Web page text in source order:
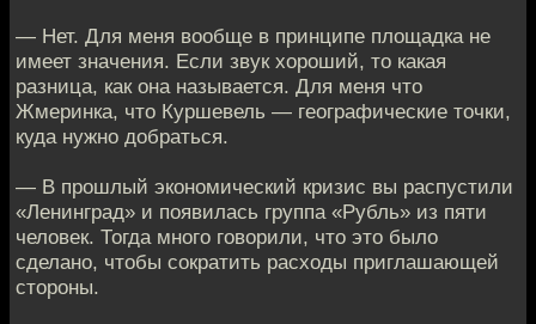
— Нет. Для меня вообще в принципе площадка не
имеет значения. Если звук хороший, то какая
разница, как она называется. Для меня что
Жмеринка, что Куршевель — географические точки,
куда нужно добраться.
— В прошлый экономический кризис вы распустили
«Ленинград» и появилась группа «Рубль» из пяти
человек. Тогда много говорили, что это было
сделано, чтобы сократить расходы приглашающей
стороны.